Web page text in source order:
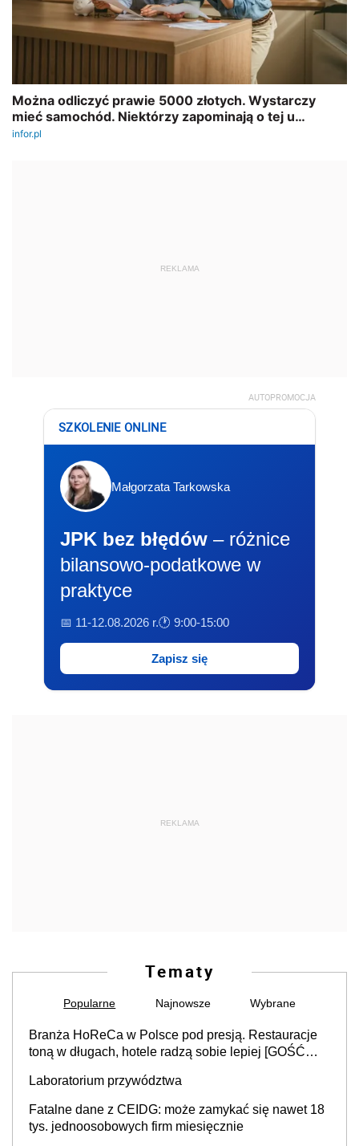
REKLAMA
AUTOPROMOCJA
SZKOLENIE ONLINE
Małgorzata Tarkowska
JPK bez błędów – różnice
bilansowo-podatkowe w
praktyce
📅 11-12.08.2026 r.🕐 9:00-15:00
Zapisz się
REKLAMA
Tematy
Popularne Najnowsze Wybrane
Branża HoReCa w Polsce pod presją. Restauracje
toną w długach, hotele radzą sobie lepiej [GOŚĆ
Laboratorium przywództwa
Fatalne dane z CEIDG: może zamykać się nawet 18
tys. jednoosobowych firm miesięcznie